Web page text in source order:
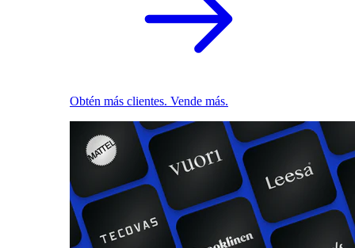
Obtén más clientes. Vende más.